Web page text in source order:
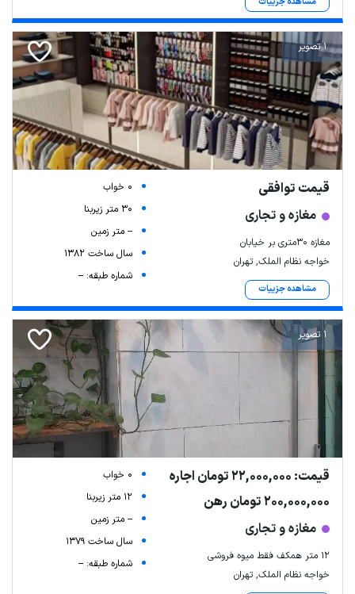
1 تصویر
قیمت توافقی
مغازه و تجاری
مغازه 30متری بر خیابان
خواجه نظام الملک, تهران
مشاهده جزییات
0 خواب
30 متر زیربنا
-- متر زمین
سال ساخت 1382
شماره طبقه: --
1 تصویر
قیمت: 22,000,000 تومان اجاره
200,000,000 تومان رهن
مغازه و تجاری
۱۲ متر همکف فقط میوه فروشی
خواجه نظام الملک, تهران
0 خواب
12 متر زیربنا
-- متر زمین
سال ساخت 1379
شماره طبقه: --